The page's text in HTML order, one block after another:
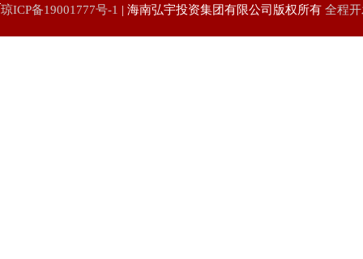
琼ICP备19001777号-1 | 海南弘宇投资集团有限公司版权所有 全程